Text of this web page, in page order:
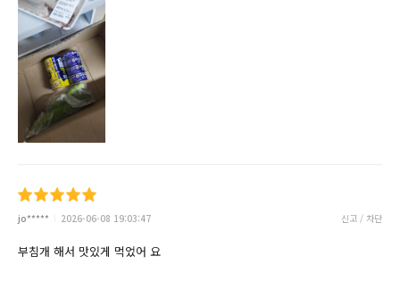
jo***** 2026-06-08 19:03:47 신고 / 차단
부침개 해서 맛있게 먹었어 요